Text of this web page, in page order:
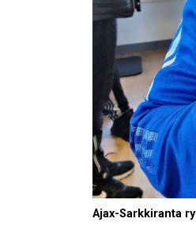
Ajax-Sarkkiranta ry